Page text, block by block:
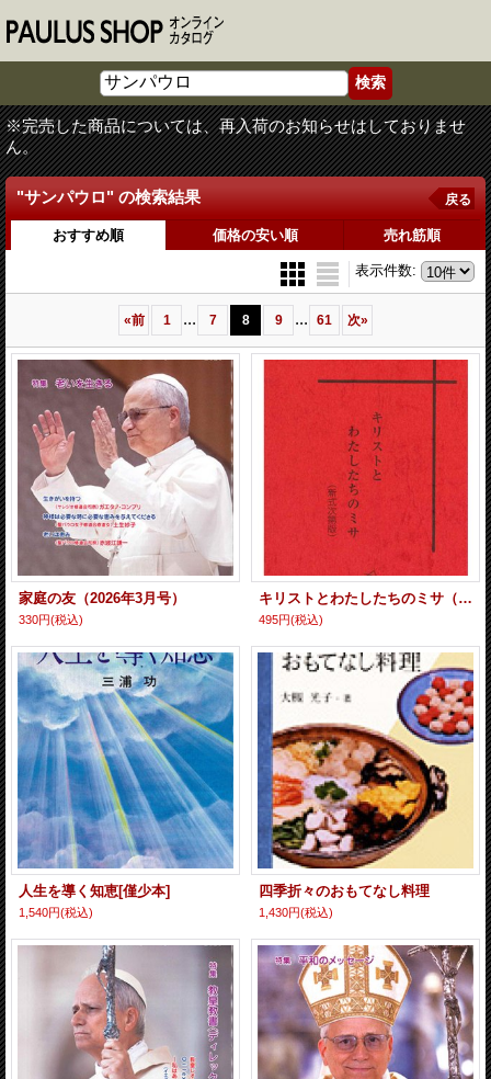
※完売した商品については、再入荷のお知らせはしておりませ
ん。
"サンパウロ" の検索結果 戻る
おすすめ順 価格の安い順 売れ筋順
表示件数:
«前 1 ... 7 8 9 ... 61 次»
家庭の友（2026年3月号）
330円(税込)
キリストとわたしたちのミサ（新式次第版）
495円(税込)
人生を導く知恵[僅少本]
1,540円(税込)
四季折々のおもてなし料理
1,430円(税込)